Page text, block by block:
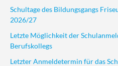
Schultage des Bildungsgangs
2026/27
Letzte Möglichkeit der
Berufskollegs
Letzter Anmeldetermin für das